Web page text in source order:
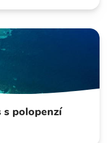
s polopenzí